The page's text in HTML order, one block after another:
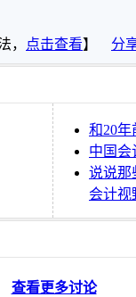
， 点击查看】 分
和20
中国会
说说那
会计视
查看更多讨论